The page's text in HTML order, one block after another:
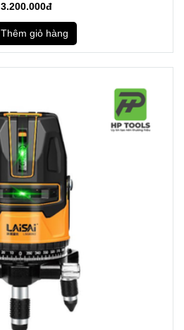
3.200.000đ
Thêm giỏ hàng